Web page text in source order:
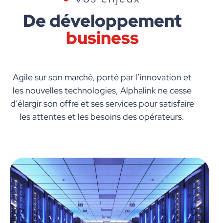
De développement
business
Agile sur son marché, porté par l’innovation et
les nouvelles technologies, Alphalink ne cesse
d’élargir son offre et ses services pour satisfaire
les attentes et les besoins des opérateurs.